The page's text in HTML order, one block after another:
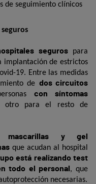
de seguimiento clínicos
segurospara
implantación de estrictos
19. Entre las medidas
de dos circuitos
con síntomas
otro para el resto de
mascarillas y gel
que acudan al hospital
está realizando test
todo el personal , que
necesarias.